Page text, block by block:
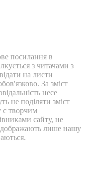
посилання в
з читачами з
на листи
За зміст
несе
не поділяти зміст
є творчим
сайту, не
лише нашу